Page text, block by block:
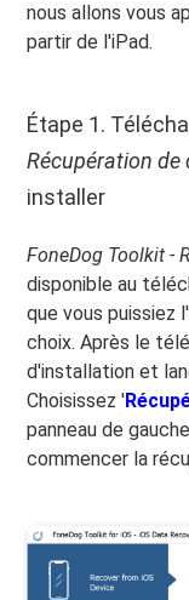
nous allons vous
partir de l'iPad.
Étape 1.
Récupération de
installer
FoneDog Toolkit -
disponible au
que vous puissiez
choix. Après le
d'installation et
Choisissez '
panneau de
commencer la